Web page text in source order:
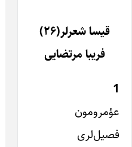
قیسا شعرلر(۲۶)
فریبا مرتضایی
1
عؤمرومون
فصیل‌لری